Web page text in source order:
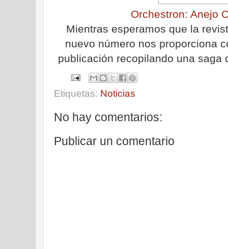
Orchestron: Anejo
Mientras esperamos que la
nuevo número nos proporciona
publicación recopilando una saga
Etiquetas: Noticias
No hay comentarios:
Publicar un comentario